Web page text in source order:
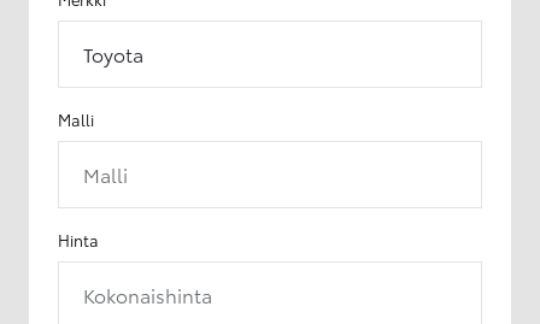
Toyota
Malli
Malli
Hinta
Kokonaishinta